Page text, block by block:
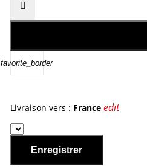

favorite_border
Livraison vers : France edit
Enregistrer